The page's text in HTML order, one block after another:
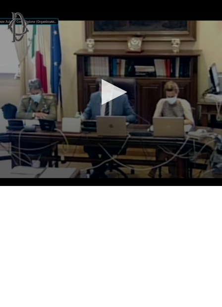
WebTV Camera dei Deputati
Vai al menu di navigazione
Contenuto
Fine contenuto
Vai al contenuto principale Vai al menu di navigazione